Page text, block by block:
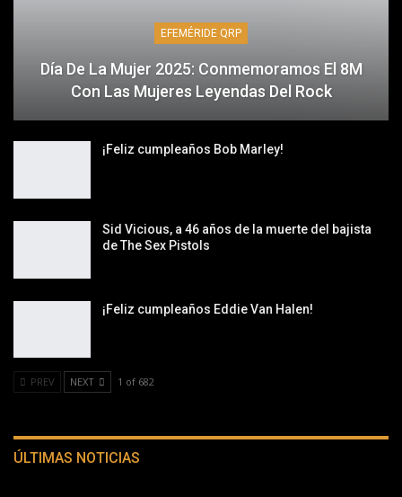
EFEMÉRIDE QRP
Día De La Mujer 2025: Conmemoramos El 8M
Con Las Mujeres Leyendas Del Rock
¡Feliz cumpleaños Bob Marley!
Sid Vicious, a 46 años de la muerte del bajista
de The Sex Pistols
¡Feliz cumpleaños Eddie Van Halen!
PREV NEXT 1 of 682
ÚLTIMAS NOTICIAS